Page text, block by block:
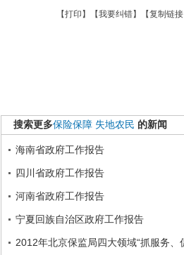
【打印 】【我要纠错】【复制链接
搜索更多保险保障 失地农民 的新闻
海南省政府工作报告
四川省政府工作报告
河南省政府工作报告
宁夏回族自治区政府工作报告
2012年北京保监局四大领域“抓服务、